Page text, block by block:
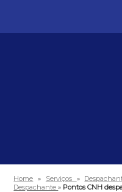
Home » Serviços »
Despachante» Pontos CNH